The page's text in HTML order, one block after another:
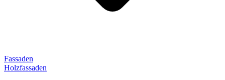
Fassaden
Holzfassaden